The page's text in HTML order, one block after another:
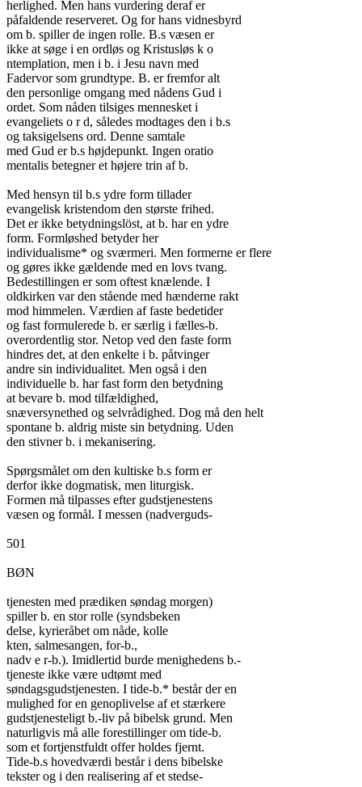
herlighed. Men hans vurdering deraf er
påfaldende reserveret. Og for hans vidnesbyrd
om b. spiller de ingen rolle. B.s væsen er
ikke at søge i en ordløs og Kristusløs k o
ntemplation, men i b. i Jesu navn med
Fadervor som grundtype. B. er fremfor alt
den personlige omgang med nådens Gud i
ordet. Som nåden tilsiges mennesket i
evangeliets o r d, således modtages den i b.s
og taksigelsens ord. Denne samtale
med Gud er b.s højdepunkt. Ingen oratio
mentalis betegner et højere trin af b.
Med hensyn til b.s ydre form tillader
evangelisk kristendom den største frihed.
Det er ikke betydningslöst, at b. har en ydre
form. Formløshed betyder her
individualisme* og sværmeri. Men formerne er flere
og gøres ikke gældende med en lovs tvang.
Bedestillingen er som oftest knælende. I
oldkirken var den stående med hænderne rakt
mod himmelen. Værdien af faste bedetider
og fast formulerede b. er særlig i fælles-b.
overordentlig stor. Netop ved den faste form
hindres det, at den enkelte i b. påtvinger
andre sin individualitet. Men også i den
individuelle b. har fast form den betydning
at bevare b. mod tilfældighed,
snæversynethed og selvrådighed. Dog må den helt
spontane b. aldrig miste sin betydning. Uden
den stivner b. i mekanisering.
Spørgsmålet om den kultiske b.s form er
derfor ikke dogmatisk, men liturgisk.
Formen må tilpasses efter gudstjenestens
væsen og formål. I messen (nadverguds-
501
BØN
tjenesten med prædiken søndag morgen)
spiller b. en stor rolle (syndsbeken
delse, kyrieråbet om nåde, kolle
kten, salmesangen, for-b.,
nadv e r-b.). Imidlertid burde menighedens b.-
tjeneste ikke være udtømt med
søndagsgudstjenesten. I tide-b.* består der en
mulighed for en genoplivelse af et stærkere
gudstjenesteligt b.-liv på bibelsk grund. Men
naturligvis må alle forestillinger om tide-b.
som et fortjenstfuldt offer holdes fjernt.
Tide-b.s hovedværdi består i dens bibelske
tekster og i den realisering af et stedse-